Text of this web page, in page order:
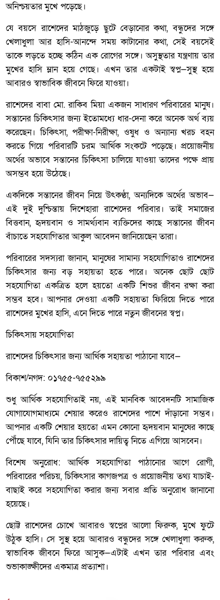
অনিশ্চয়তার মুখে পড়েছে।
যে বয়সে রাশেদের মাঠজুড়ে ছুটে বেড়ানোর কথা, বন্ধুদের সঙ্গে
খেলাধুলা আর হাসি-আনন্দে সময় কাটানোর কথা, সেই বয়সেই
তাকে লড়তে হচ্ছে কঠিন এক রোগের সঙ্গে। অসুস্থতার যন্ত্রণায় তার
মুখের হাসি ম্লান হয়ে গেছে। এখন তার একটাই স্বপ্ন—সুস্থ হয়ে
আবারও স্বাভাবিক জীবনে ফিরে যাওয়া।
রাশেদের বাবা মো. রাকিব মিয়া একজন সাধারণ পরিবারের মানুষ।
সন্তানের চিকিৎসার জন্য ইতোমধ্যে ধার-দেনা করে অনেক অর্থ ব্যয়
করেছেন। চিকিৎসা, পরীক্ষা-নিরীক্ষা, ওষুধ ও অন্যান্য খরচ বহন
করতে গিয়ে পরিবারটি চরম আর্থিক সংকটে পড়েছে। প্রয়োজনীয়
অর্থের অভাবে সন্তানের চিকিৎসা চালিয়ে যাওয়া তাদের পক্ষে প্রায়
অসম্ভব হয়ে উঠেছে।
একদিকে সন্তানের জীবন নিয়ে উৎকণ্ঠা, অন্যদিকে অর্থের অভাব—
এই দুই দুশ্চিন্তায় দিশেহারা রাশেদের পরিবার। তাই সমাজের
বিত্তবান, হৃদয়বান ও সামর্থ্যবান ব্যক্তিদের কাছে সন্তানের জীবন
বাঁচাতে সহযোগিতার আকুল আবেদন জানিয়েছেন তারা।
পরিবারের সদস্যরা জানান, মানুষের সামান্য সহযোগিতাও রাশেদের
চিকিৎসার জন্য বড় সহায়তা হতে পারে। অনেক ছোট ছোট
সহযোগিতা একত্রিত হলে হয়তো একটি শিশুর জীবন রক্ষা করা
সম্ভব হবে। আপনার দেওয়া একটি সহায়তা ফিরিয়ে দিতে পারে
রাশেদের মুখের হাসি, এনে দিতে পারে নতুন জীবনের স্বপ্ন।
চিকিৎসায় সহযোগিতা
রাশেদের চিকিৎসার জন্য আর্থিক সহায়তা পাঠানো যাবে—
বিকাশ/নগদ: ০১৭৫৫-৭৫৫২৯৯
শুধু আর্থিক সহযোগিতাই নয়, এই মানবিক আবেদনটি সামাজিক
যোগাযোগমাধ্যমে শেয়ার করেও রাশেদের পাশে দাঁড়ানো সম্ভব।
আপনার একটি শেয়ার হয়তো এমন কোনো হৃদয়বান মানুষের কাছে
পৌঁছে যাবে, যিনি তার চিকিৎসার দায়িত্ব নিতে এগিয়ে আসবেন।
বিশেষ অনুরোধ: আর্থিক সহযোগিতা পাঠানোর আগে রোগী,
পরিবারের পরিচয়, চিকিৎসার কাগজপত্র ও প্রয়োজনীয় তথ্য যাচাই-
বাছাই করে সহযোগিতা করার জন্য সবার প্রতি অনুরোধ জানানো
হয়েছে।
ছোট্ট রাশেদের চোখে আবারও স্বপ্নের আলো ফিরুক, মুখে ফুটে
উঠুক হাসি। সে সুস্থ হয়ে আবারও বন্ধুদের সঙ্গে খেলাধুলা করুক,
স্বাভাবিক জীবনে ফিরে আসুক—এটাই এখন তার পরিবার এবং
শুভাকাঙ্ক্ষীদের একমাত্র প্রত্যাশা।